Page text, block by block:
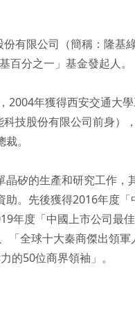
有限公司（簡稱：隆基
分之一」基金發起人。
年獲得西安交通大學
技股份有限公司前身）
。
矽的生產和研究工作，
。先後獲得2016年度「
年度「中國上市公司最
「全球十大秦商傑出領
的50位商界領袖」。